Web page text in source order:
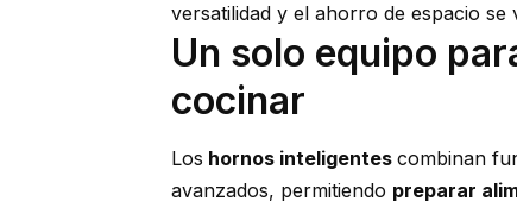
versatilidad y el ahorro de espacio se
Un solo equipo
cocinar
Los hornos inteligentes combinan
avanzados, permitiendo preparar